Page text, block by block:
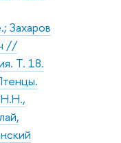
Захаров
//
Т. 18.